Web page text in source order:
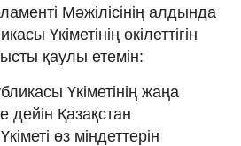
Мәжілісінің алдында
Үкіметінің өкілеттігін
қаулы етемін:
Үкіметінің жаңа
дейін Қазақстан
өз міндеттерін